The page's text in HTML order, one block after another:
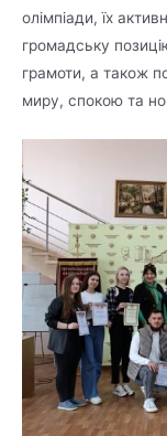
олімпіади, їх
громадську
грамоти, а також
миру, спокою та